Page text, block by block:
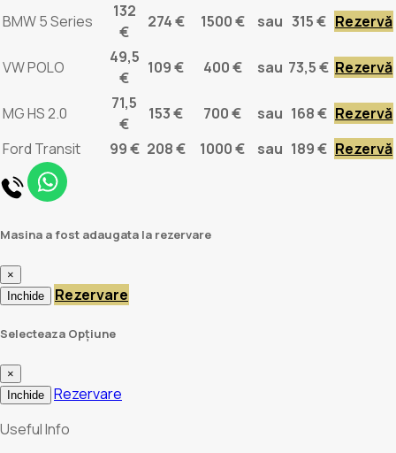
BMW 5 Series
132
€
274 € 1500 € sau 315 € Rezervă
VW POLO
49,5
€
109 € 400 € sau 73,5 € Rezervă
MG HS 2.0
71,5
€
153 € 700 € sau 168 € Rezervă
Ford Transit
99 € 208 € 1000 € sau 189 € Rezervă
Masina a fost adaugata la rezervare
×
Inchide
Rezervare
Selecteaza Opțiune
×
Inchide
Rezervare
Useful Info